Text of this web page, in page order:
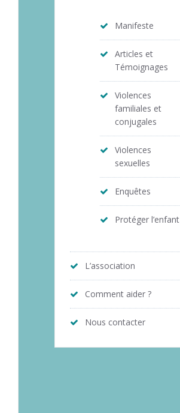
Manifeste
Articles et
Témoignages
Violences
familiales et
conjugales
Violences
sexuelles
Enquêtes
Protéger l’enfant
L’association
Comment aider ?
Nous contacter